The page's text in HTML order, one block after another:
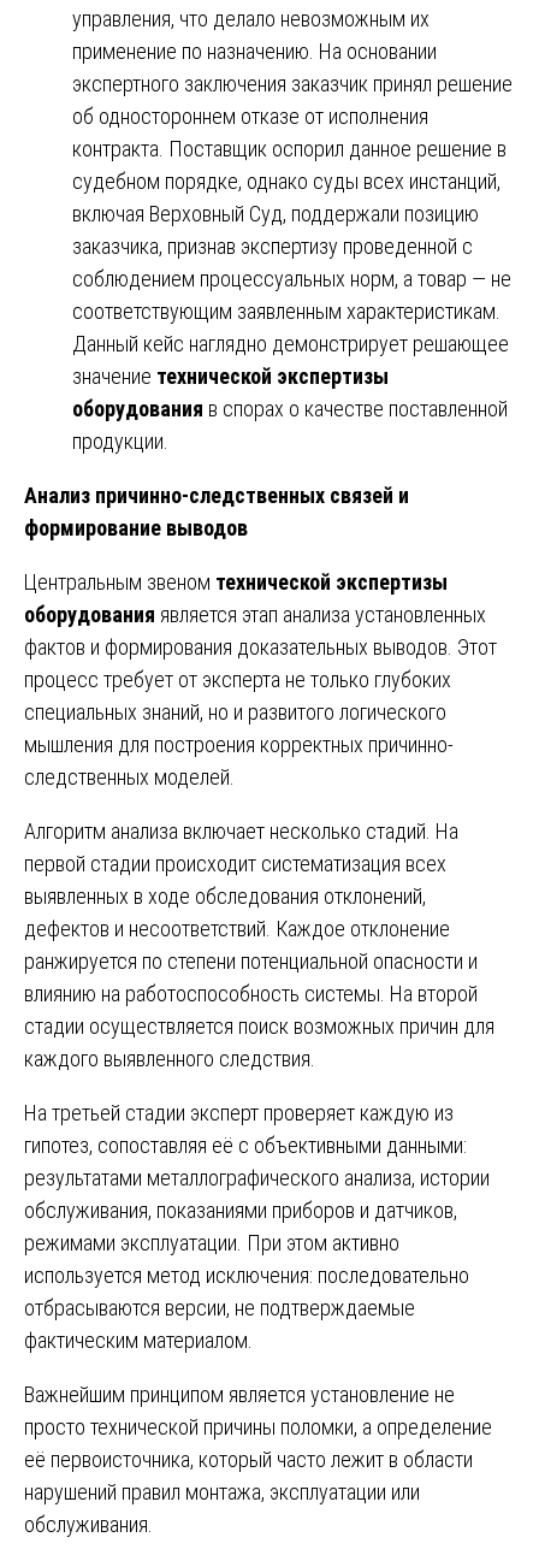
управления, что делало невозможным их
применение по назначению. На основании
экспертного заключения заказчик принял решение
об одностороннем отказе от исполнения
контракта. Поставщик оспорил данное решение в
судебном порядке, однако суды всех инстанций,
включая Верховный Суд, поддержали позицию
заказчика, признав экспертизу проведенной с
соблюдением процессуальных норм, а товар — не
соответствующим заявленным характеристикам.
Данный кейс наглядно демонстрирует решающее
значение технической экспертизы
оборудования в спорах о качестве поставленной
продукции.
Анализ причинно-следственных связей и
формирование выводов
Центральным звеном технической экспертизы
оборудования является этап анализа установленных
фактов и формирования доказательных выводов. Этот
процесс требует от эксперта не только глубоких
специальных знаний, но и развитого логического
мышления для построения корректных причинно-
следственных моделей.
Алгоритм анализа включает несколько стадий. На
первой стадии происходит систематизация всех
выявленных в ходе обследования отклонений,
дефектов и несоответствий. Каждое отклонение
ранжируется по степени потенциальной опасности и
влиянию на работоспособность системы. На второй
стадии осуществляется поиск возможных причин для
каждого выявленного следствия.
На третьей стадии эксперт проверяет каждую из
гипотез, сопоставляя её с объективными данными:
результатами металлографического анализа, истории
обслуживания, показаниями приборов и датчиков,
режимами эксплуатации. При этом активно
используется метод исключения: последовательно
отбрасываются версии, не подтверждаемые
фактическим материалом.
Важнейшим принципом является установление не
просто технической причины поломки, а определение
её первоисточника, который часто лежит в области
нарушений правил монтажа, эксплуатации или
обслуживания.